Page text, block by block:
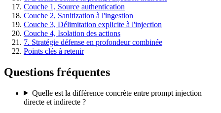
Couche 1, Source authentication
Couche 2, Sanitization à l'ingestion
Couche 3, Délimitation explicite à l'injection
Couche 4, Isolation des actions
7. Stratégie défense en profondeur combinée
Points clés à retenir
Questions fréquentes
Quelle est la différence concrète entre prompt injection
directe et indirecte ?